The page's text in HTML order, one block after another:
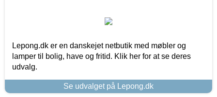
Lepong.dk er en danskejet netbutik med møbler og
lamper til bolig, have og fritid. Klik her for at se deres
udvalg.
Se udvalget på Lepong.dk